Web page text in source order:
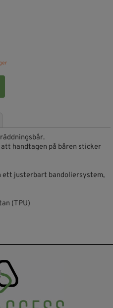
handtagen på båren sticker
ett justerbart bandoliersystem,
(TPU)